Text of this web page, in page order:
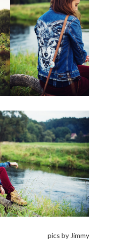
pics by Jimmy